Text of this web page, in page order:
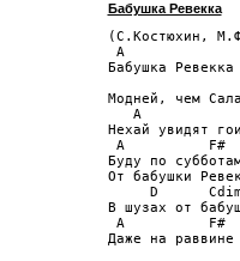
Бабушка Ревекка
(С.Костюхин,
A
Бабушка
Модней, чем
A
Нехай увидят
A          F#
Буду по
От бабушки
D
В шузах от
A          F#
Даже на